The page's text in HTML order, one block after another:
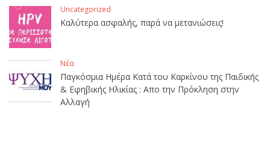
Uncategorized
Καλύτερα ασφαλής, παρά να μετανιώσεις!
Νέα
Παγκόσμια Ημέρα Κατά του Καρκίνου της Παιδικής
& Εφηβικής Ηλικίας : Απο την Πρόκληση στην
Αλλαγή